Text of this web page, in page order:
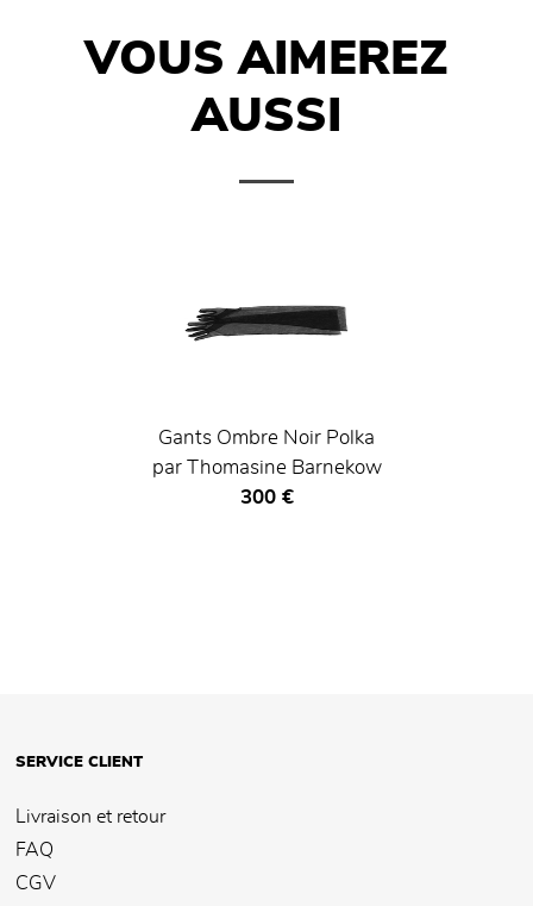
VOUS AIMEREZ
AUSSI
Gants Ombre Noir Polka
par Thomasine Barnekow
Prix ​​actuel
300 €
SERVICE CLIENT
Livraison et retour
FAQ
CGV